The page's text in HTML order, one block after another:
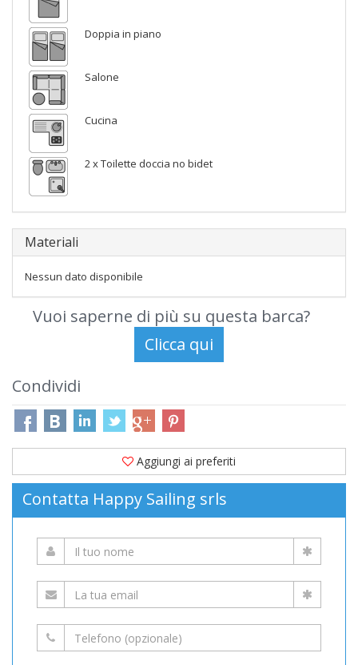
Doppia in piano
Salone
Cucina
2 x Toilette doccia no bidet
Materiali
Nessun dato disponibile
Vuoi saperne di più su questa barca?
Condividi
Aggiungi ai preferiti
Contatta Happy Sailing srls